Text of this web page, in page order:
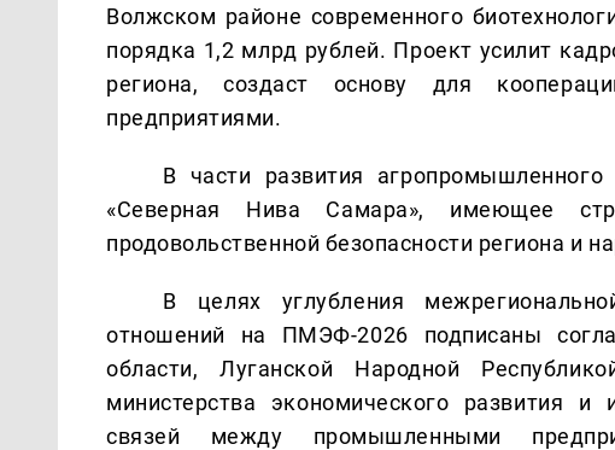
Волжском районе современного
порядка 1,2 млрд рублей. Проект усилит
региона, создаст основу для
предприятиями.
В части развития
«Северная Нива Самара», имеющее
продовольственной безопасности региона и
В целях углубления
отношений на ПМЭФ-2026 подписаны
области, Луганской Народной
министерства экономического развития
связей между промышленными